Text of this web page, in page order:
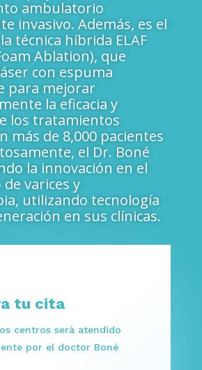
ambulatorio
invasivo. Además, es el
técnica híbrida ELAF
Ablation), que
con espuma
para mejorar
la eficacia y
los tratamientos
más de 8,000 pacientes
el Dr. Boné
la innovación en el
varices y
utilizando tecnología
en sus clínicas.
tu cita
centros serà atendido
por el doctor Boné